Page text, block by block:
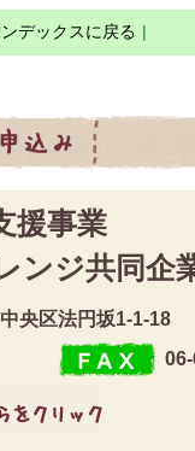
デックスに戻る |
援事業
ンジ共同企
央区法円坂1-1-18